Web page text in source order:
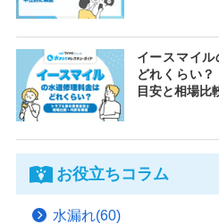
イースマイ
どれくらい
目安と相場比
お役立ちコラム
水漏れ(60)